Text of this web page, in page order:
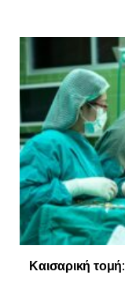
Καισαρική